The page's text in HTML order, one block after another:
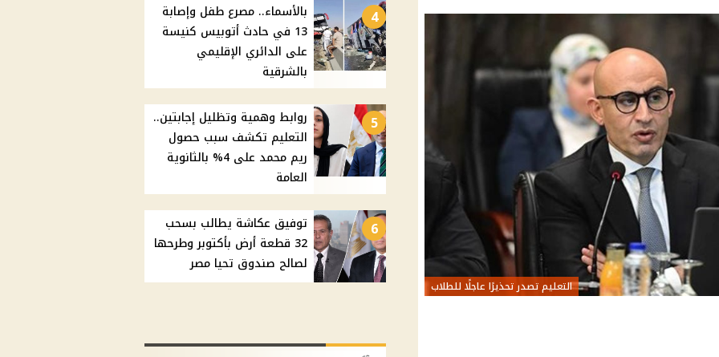
التعليم تصدر تحذيرًا عاجلًا للطلاب
4
بالأسماء.. مصرع طفل وإصابة
13 في حادث أتوبيس كنيسة
على الدائري الإقليمي
بالشرقية
5
روابط وهمية وتظليل إجابتين..
التعليم تكشف سبب حصول
ريم محمد على 4% بالثانوية
العامة
6
توفيق عكاشة يطالب بسحب
32 قطعة أرض بأكتوبر وطرحها
لصالح صندوق تحيا مصر